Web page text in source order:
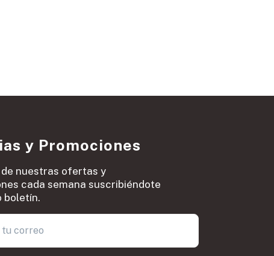
y Promociones
nuestras ofertas y
cada semana suscribiéndote
boletín.